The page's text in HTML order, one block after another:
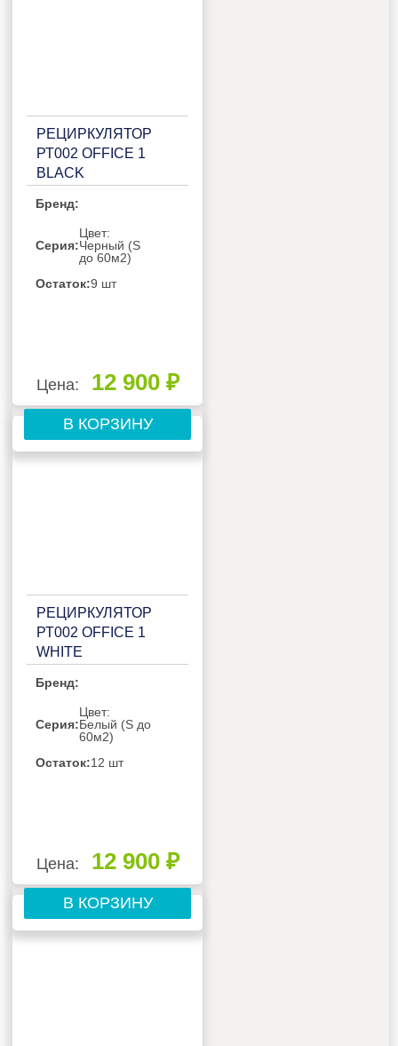
РЕЦИРКУЛЯТОР
РТ002 OFFICE 1
BLACK
Бренд:
Серия:
Цвет:
Черный (S
до 60м2)
Остаток:9 шт
Цена: 12 900 ₽
В КОРЗИНУ
РЕЦИРКУЛЯТОР
РТ002 OFFICE 1
WHITE
Бренд:
Серия:
Цвет:
Белый (S до
60м2)
Остаток:12 шт
Цена: 12 900 ₽
В КОРЗИНУ